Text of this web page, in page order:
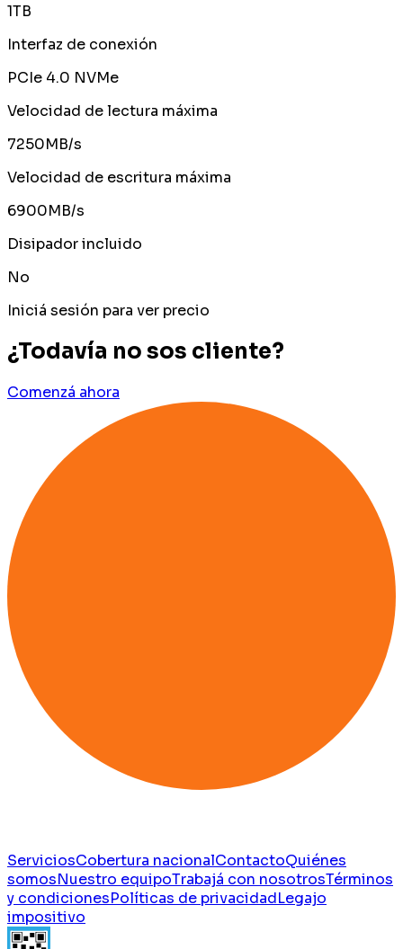
1TB
Interfaz de conexión
PCIe 4.0 NVMe
Velocidad de lectura máxima
7250MB/s
Velocidad de escritura máxima
6900MB/s
Disipador incluido
No
Iniciá sesión para ver precio
¿Todavía no sos cliente?
Comenzá ahora
ServiciosCobertura nacionalContactoQuiénes
somosNuestro equipoTrabajá con nosotrosTérminos
y condicionesPolíticas de privacidadLegajo
impositivo